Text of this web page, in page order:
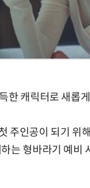
한 캐릭터로 새롭
주인공이 되기 위
는 형바라기 예비